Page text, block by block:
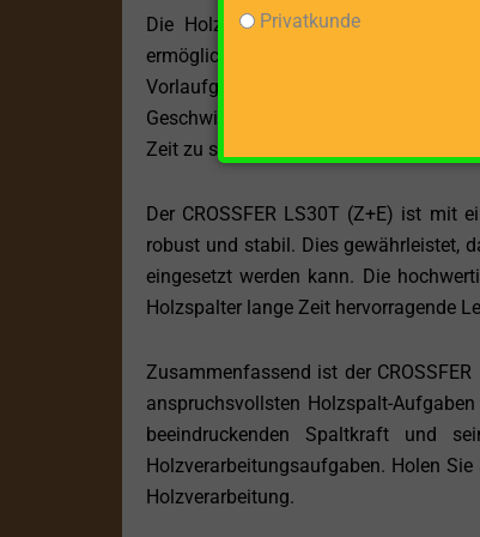
Die Holzbearbeitung erfolgt im
ermöglicht. Der Holzstamm wird auf
Vorlaufgeschwindigkeit beträgt 12,5
Geschwindigkeiten gewährleisten eine
Zeit zu spalten.
Der CROSSFER LS30T (Z+E) ist
robust und stabil. Dies gewährleistet,
eingesetzt werden kann. Die
Holzspalter lange Zeit hervorragende
Zusammenfassend ist der
anspruchsvollsten Holzspalt-
beeindruckenden Spaltkraft und
Holzverarbeitungsaufgaben. Holen
Holzverarbeitung.
Privatkunde